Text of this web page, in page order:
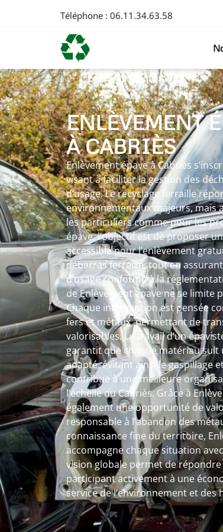
Téléphone : 06.11.34.63.58
ENLÈVEMENT
À CABRIÈS
Enlèvement épave à Cabriès
visant à faciliter la gestion des
d’usage. Le recyclage ferraille
environnementaux majeurs, mais
les particuliers comme pour les
épave, l’objectif est de proposer
accessible pour l’enlèvement
débarras ferraille, tout en
d’usage conforme à la
de Enlèvement épave ne se limite
Chaque intervention est pensée
fers et métaux, permettant de
valorisables. Le travail d’un
garantit que chaque matériau
adapté, évitant ainsi le gaspillage
contribue à une meilleure
l’échelle du Cabriès. Grâce à
également une opportunité de
responsable à l’abandon des
connaissance fine du territoire,
accompagne chaque situation
vision globale permet de
participant activement à une
service de l’environnement et des